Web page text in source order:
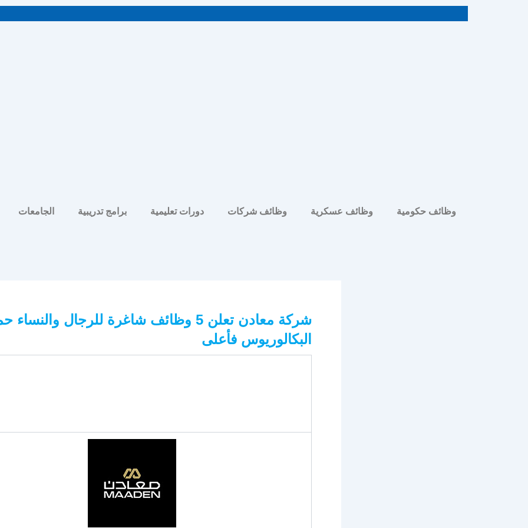
وظائف حكومية وظائف عسكرية وظائف شركات دورات تعليمية برامج تدريبية الجامعات
شركة معادن تعلن 5 وظائف شاغرة للرجال والنساء
البكالوريوس فأعلى